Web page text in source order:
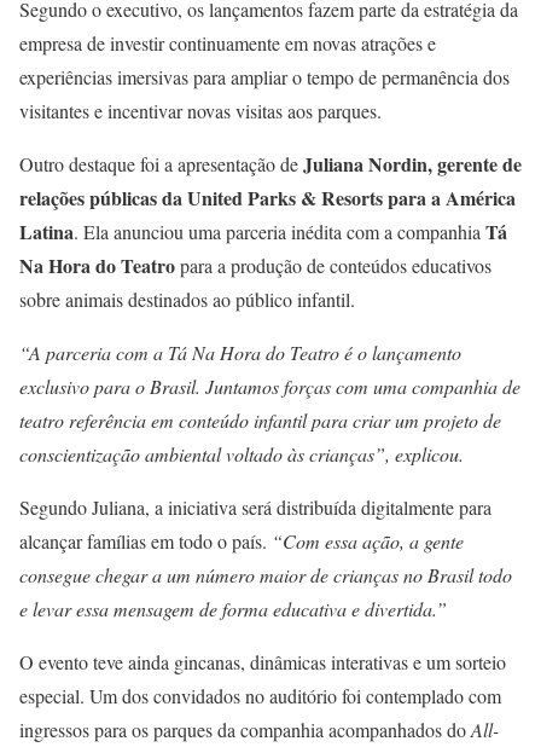
Segundo o executivo, os lançamentos fazem parte da estratégia da
empresa de investir continuamente em novas atrações e
experiências imersivas para ampliar o tempo de permanência dos
visitantes e incentivar novas visitas aos parques.
Outro destaque foi a apresentação deJuliana Nordin, gerente de
relações públicas da United Parks & Resorts para a América
Latina. Ela anunciou uma parceria inédita com a companhiaTá
Na Hora do Teatropara a produção de conteúdos educativos
sobre animais destinados ao público infantil.
“A parceria com a Tá Na Hora do Teatro é o lançamento
exclusivo para o Brasil. Juntamos forças com uma companhia de
teatro referência em conteúdo infantil para criar um projeto de
conscientização ambiental voltado às crianças”, explicou.
Segundo Juliana, a iniciativa será distribuída digitalmente para
alcançar famílias em todo o país. “Com essa ação, a gente
consegue chegar a um número maior de crianças no Brasil todo
e levar essa mensagem de forma educativa e divertida.”
O evento teve ainda gincanas, dinâmicas interativas e um sorteio
especial. Um dos convidados no auditório foi contemplado com
ingressos para os parques da companhia acompanhados doAll-